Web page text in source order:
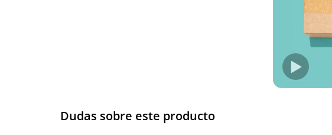
Dudas sobre este producto